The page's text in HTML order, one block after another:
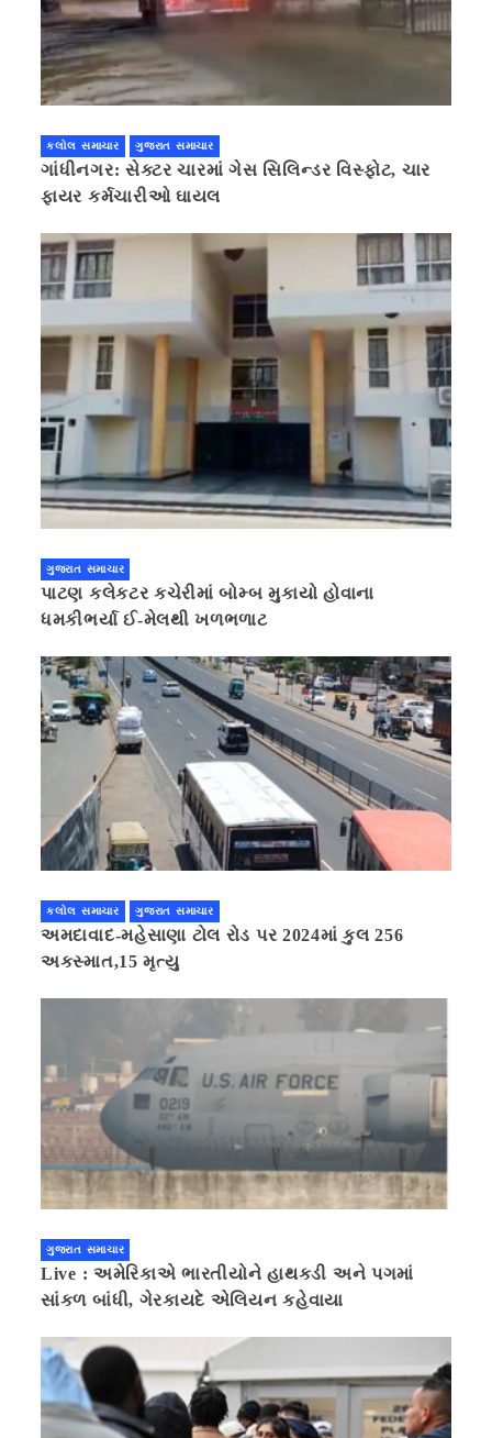
કલોલ સમાચાર ગુજરાત સમાચાર
ગાંધીનગર: સેક્ટર ચારમાં ગેસ સિલિન્ડર વિસ્ફોટ, ચાર
ફાયર કર્મચારીઓ ઘાયલ
ગુજરાત સમાચાર
પાટણ કલેકટર કચેરીમાં બોમ્બ મુકાયો હોવાના
ધમકીભર્યા ઈ-મેલથી ખળભળાટ
કલોલ સમાચાર ગુજરાત સમાચાર
અમદાવાદ-મહેસાણા ટોલ રોડ પર 2024માં કુલ 256
અકસ્માત,15 મૃત્યુ
ગુજરાત સમાચાર
Live : અમેરિકાએ ભારતીયોને હાથકડી અને પગમાં
સાંકળ બાંધી, ગેરકાયદે એલિયન કહેવાયા